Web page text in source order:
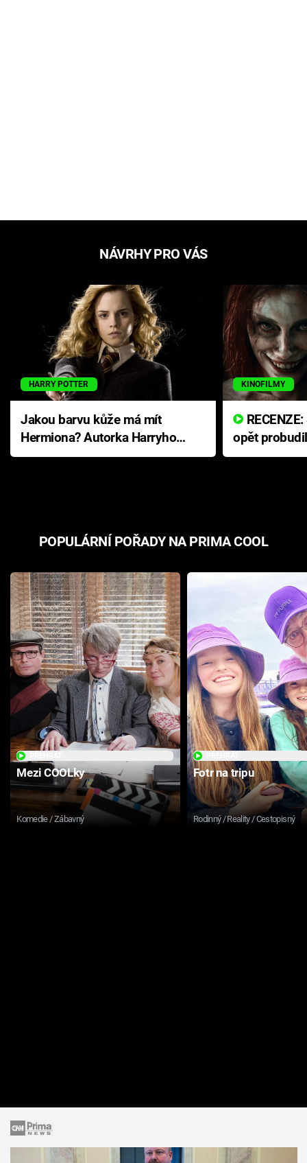
NÁVRHY PRO VÁS
HARRY POTTER
Jakou barvu kůže má mít
Hermiona? Autorka Harryho
Pottera přišla s ráznou
KINOFILMY
opět
přichází s
POPULÁRNÍ POŘADY NA PRIMA COOL
Mezi COOLky
Komedie / Zábavný
Fotr na tripu
Rodinný / Reality / Cestopisný